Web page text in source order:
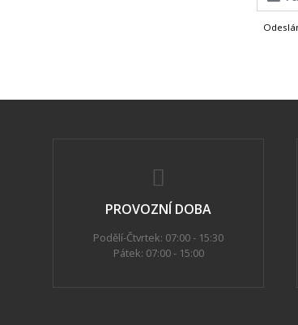
PROVOZNÍ DOBA
Podělí-Čtvrtek: 07:00 - 15:30
Pátek: 07:00 - 15:00